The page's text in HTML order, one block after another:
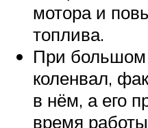
мотора и
топлива.
При большом
коленвал,
в нём, а его
время